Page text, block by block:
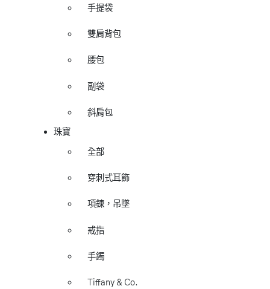
手提袋
雙肩背包
腰包
副袋
斜肩包
珠寶
全部
穿刺式耳飾
項鍊，吊墜
戒指
手鐲
Tiffany & Co.